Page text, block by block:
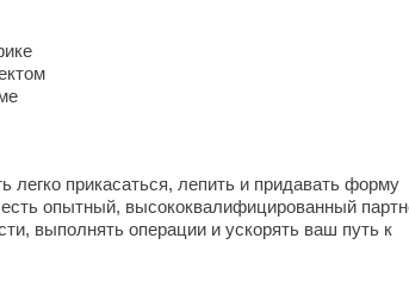
легко прикасаться, лепить и придавать форму
опытный, высококвалифицированный
выполнять операции и ускорять ваш путь к